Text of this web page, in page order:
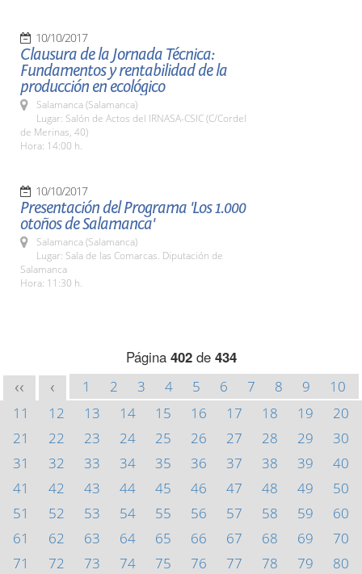
10/10/2017
Clausura de la Jornada Técnica:
Fundamentos y rentabilidad de la
producción en ecológico
Salamanca (Salamanca)
Lugar: Salón de Actos del IRNASA-CSIC (C/Cordel
de Merinas, 40)
Hora: 14:00 h.
10/10/2017
Presentación del Programa 'Los 1.000
otoños de Salamanca'
Salamanca (Salamanca)
Lugar: Sala de las Comarcas. Diputación de
Salamanca
Hora: 11:30 h.
Página 402de 434
<< < 1 2 3 4 5 6 7 8 9
10
11
12 13 14 15 16 17 18 19
20
21
22 23 24 25 26 27 28 29
30
31
32 33 34 35 36 37 38 39
40
41
42 43 44 45 46 47 48 49
50
51
52 53 54 55 56 57 58 59
60
61
62 63 64 65 66 67 68 69
70
71
72 73 74 75 76 77 78 79
80